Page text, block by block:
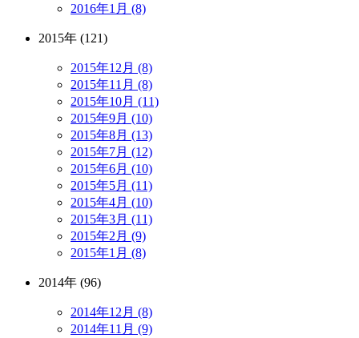
2016年1月 (8)
2015年 (121)
2015年12月 (8)
2015年11月 (8)
2015年10月 (11)
2015年9月 (10)
2015年8月 (13)
2015年7月 (12)
2015年6月 (10)
2015年5月 (11)
2015年4月 (10)
2015年3月 (11)
2015年2月 (9)
2015年1月 (8)
2014年 (96)
2014年12月 (8)
2014年11月 (9)